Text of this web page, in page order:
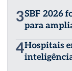
3SBF 2026
para
4Hospitais